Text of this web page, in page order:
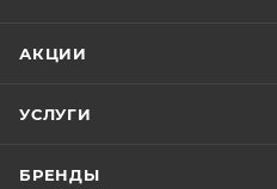
АКЦИИ
УСЛУГИ
БРЕНДЫ